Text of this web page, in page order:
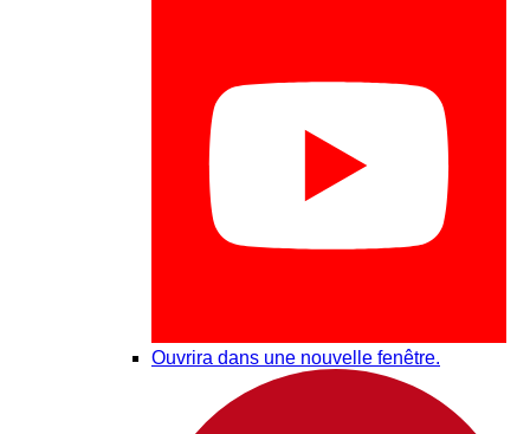
Ouvrira dans une nouvelle fenêtre.